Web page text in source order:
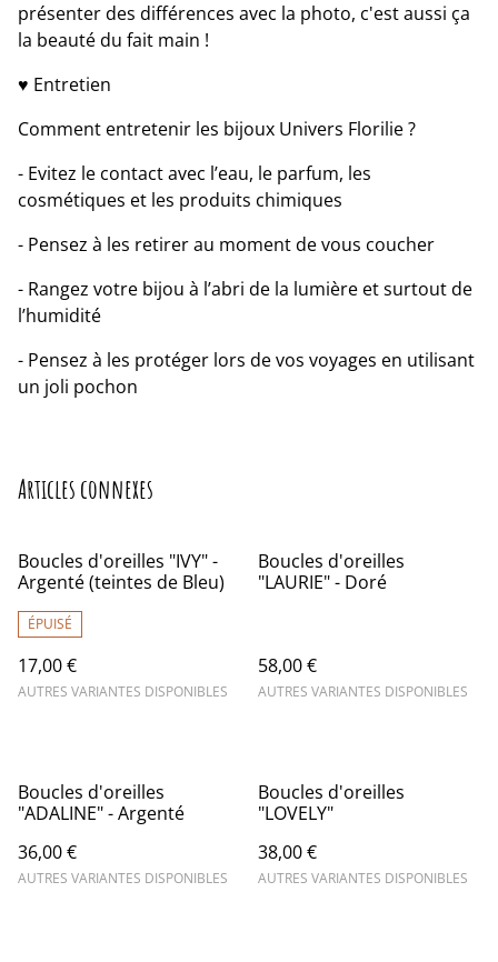
présenter des différences avec la photo, c'est aussi ça
la beauté du fait main !
♥ Entretien
Comment entretenir les bijoux Univers Florilie ?
- Evitez le contact avec l’eau, le parfum, les
cosmétiques et les produits chimiques
- Pensez à les retirer au moment de vous coucher
- Rangez votre bijou à l’abri de la lumière et surtout de
l’humidité
- Pensez à les protéger lors de vos voyages en utilisant
un joli pochon
Articles connexes
Boucles d'oreilles "IVY" -
Argenté (teintes de Bleu)
ÉPUISÉ
17,00 €
AUTRES VARIANTES DISPONIBLES
Boucles d'oreilles
"LAURIE" - Doré
58,00 €
AUTRES VARIANTES DISPONIBLES
Boucles d'oreilles
"ADALINE" - Argenté
36,00 €
AUTRES VARIANTES DISPONIBLES
Boucles d'oreilles
"LOVELY"
38,00 €
AUTRES VARIANTES DISPONIBLES